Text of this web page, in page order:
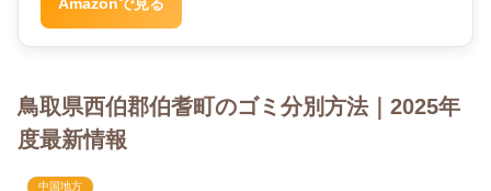
鳥取県西伯郡伯耆町のゴミ分別方法｜2025年
度最新情報
中国地方